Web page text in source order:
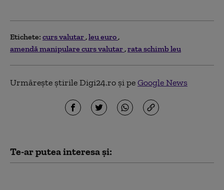
Etichete: curs valutar leu euro
amendă manipulare curs valutar rata schimb leu
Urmărește știrile Digi24.ro și peGoogle News
Te-ar putea interesa și: